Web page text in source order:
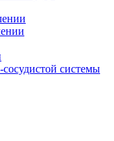
сосудистой системы